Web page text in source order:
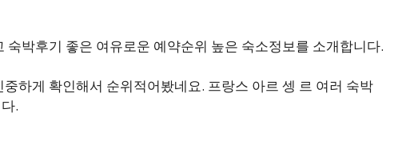
숙박후기 좋은 여유로운 예약순위 높은 숙소정보를 소개합니다.
하게 확인해서 순위적어봤네요. 프랑스 아르 셍 르 여러 숙박
.